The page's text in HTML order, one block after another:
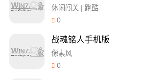
休闲闯关 | 跑酷
0
战魂铭人手机版
像素风
0